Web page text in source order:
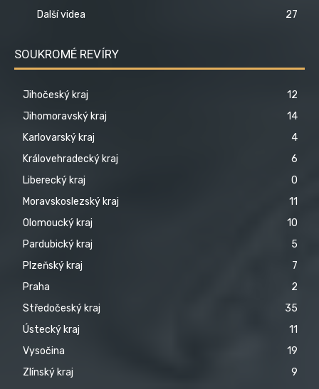
Další videa
27
SOUKROMÉ REVÍRY
Jihočeský kraj
12
Jihomoravský kraj
14
Karlovarský kraj
4
Královehradecký kraj
6
Liberecký kraj
0
Moravskoslezský kraj
11
Olomoucký kraj
10
Pardubický kraj
5
Plzeňský kraj
7
Praha
2
Středočeský kraj
35
Ústecký kraj
11
Vysočina
19
Zlínský kraj
9